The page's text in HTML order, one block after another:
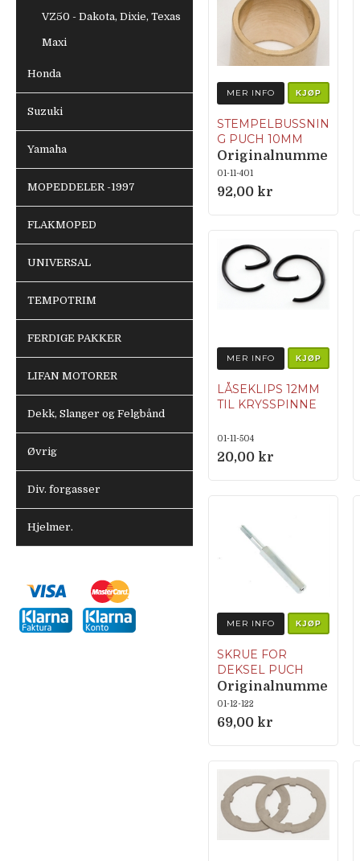
VZ50 - Dakota, Dixie, Texas
Maxi
Honda
Suzuki
Yamaha
MOPEDDELER -1997
FLAKMOPED
UNIVERSAL
TEMPOTRIM
FERDIGE PAKKER
LIFAN MOTORER
Dekk, Slanger og Felgbånd
Øvrig
Div. forgasser
Hjelmer.
MER INFO KJØP
STEMPELBUSSNIN
G PUCH 10MM
Originalnumme
r 050.1052
01-11-401
92,00 kr
MER INFO KJØP
LÅSEKLIPS 12MM
TIL KRYSSPINNE
01-11-504
20,00 kr
MER INFO KJØP
SKRUE FOR
DEKSEL PUCH
Originalnumme
r 350.2.10.030.1
01-12-122
69,00 kr